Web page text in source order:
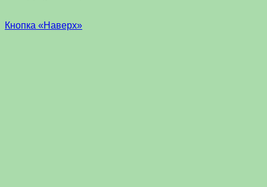
Кнопка «Наверх»